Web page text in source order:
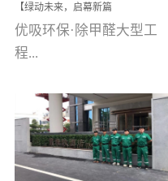
【绿动未来，启幕新篇
章】优吸环保中标深圳安
居乐寓，超大型工装室内
空气治理项目顺利启航，
优吸环保·除甲醛大型工
程...
案例【深圳安居乐寓】室
内空气治理项目深圳安居
乐寓 深圳市安居乐寓